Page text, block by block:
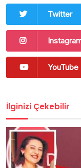
Twitter
YouTube
İlginizi Çekebilir